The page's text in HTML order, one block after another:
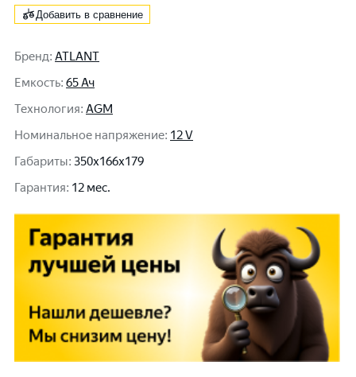
Добавить в сравнение
Бренд: ATLANT
Емкость: 65 Ач
Технология: AGM
Номинальное напряжение: 12 V
Габариты: 350x166x179
Гарантия: 12 мес.